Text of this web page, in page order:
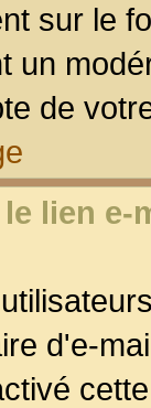
sur le
un
de
lien
d'e-